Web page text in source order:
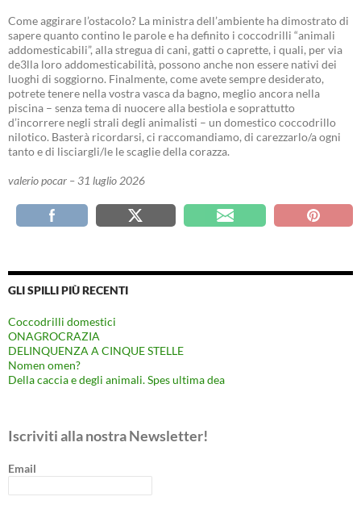
Come aggirare l’ostacolo? La ministra dell’ambiente ha dimostrato di
sapere quanto contino le parole e ha definito i coccodrilli “animali
addomesticabili”, alla stregua di cani, gatti o caprette, i quali, per via
de3lla loro addomesticabilità, possono anche non essere nativi dei
luoghi di soggiorno. Finalmente, come avete sempre desiderato,
potrete tenere nella vostra vasca da bagno, meglio ancora nella
piscina – senza tema di nuocere alla bestiola e soprattutto
d’incorrere negli strali degli animalisti – un domestico coccodrillo
nilotico. Basterà ricordarsi, ci raccomandiamo, di carezzarlo/a ogni
tanto e di lisciargli/le le scaglie della corazza.
valerio pocar – 31 luglio 2026
GLI SPILLI PIÙ RECENTI
Coccodrilli domestici
ONAGROCRAZIA
DELINQUENZA A CINQUE STELLE
Nomen omen?
Della caccia e degli animali. Spes ultima dea
Iscriviti alla nostra Newsletter!
Email